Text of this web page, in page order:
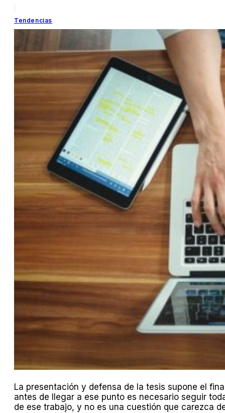
Tendencias
La presentación y defensa de la tesis supone el
antes de llegar a ese punto es necesario seguir
de ese trabajo, y no es una cuestión que carezca